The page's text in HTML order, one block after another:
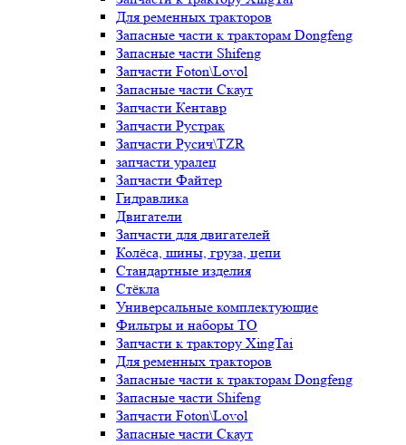
Для ременных тракторов
Запасные части к тракторам Dongfeng
Запасные части Shifeng
Запчасти Foton\Lovol
Запасные части Скаут
Запчасти Кентавр
Запчасти Рустрак
Запчасти Русич\TZR
запчасти уралец
Запчасти Файтер
Гидравлика
Двигатели
Запчасти для двигателей
Колёса, шины, груза, цепи
Стандартные изделия
Стёкла
Универсальные комплектующие
Фильтры и наборы ТО
Запчасти к трактору XingTai
Для ременных тракторов
Запасные части к тракторам Dongfeng
Запасные части Shifeng
Запчасти Foton\Lovol
Запасные части Скаут